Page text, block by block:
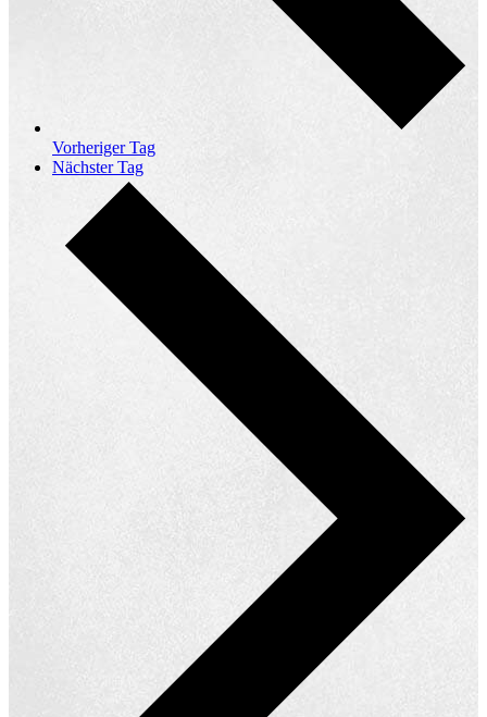
Vorheriger Tag
Nächster Tag